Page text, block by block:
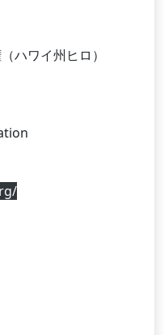
ハワイ州ヒロ）